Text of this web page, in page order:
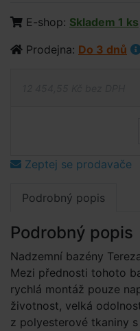
E-shop: Skladem 1 ks
Prodejna: Do 3 dnů
Zeptej se prodavače
Podrobný popis
Podrobný popis
Nadzemní bazény
Mezi přednosti tohoto
rychlá montáž pouze
životnost, velká
z polyesterové tkaniny